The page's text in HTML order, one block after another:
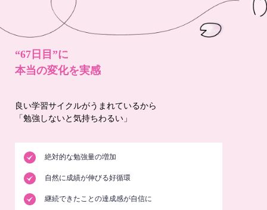
“67日目”に
本当の変化を実感
良い学習サイクルがうまれているから
「勉強しないと気持ちわるい」
絶対的な勉強量の増加
自然に成績が伸びる好循環
継続できたことの達成感が自信に